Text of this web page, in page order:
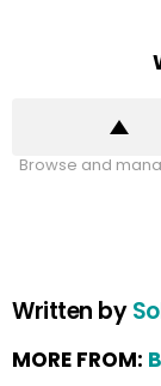
Browse and
Written by
MORE FROM: